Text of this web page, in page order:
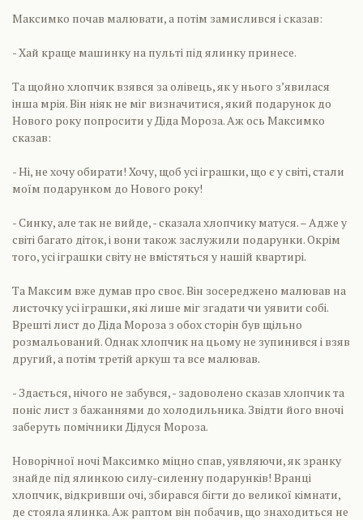
Максимко почав малювати, а потім замислився і сказав:
- Хай краще машинку на пульті під ялинку принесе.
Та щойно хлопчик взявся за олівець, як у нього з’явилася
інша мрія. Він ніяк не міг визначитися, який подарунок до
Нового року попросити у Діда Мороза. Аж ось Максимко
сказав:
- Ні, не хочу обирати! Хочу, щоб усі іграшки, що є у світі, стали
моїм подарунком до Нового року!
- Синку, але так не вийде, - сказала хлопчику матуся. – Адже у
світі багато діток, і вони також заслужили подарунки. Окрім
того, усі іграшки світу не вмістяться у нашій квартирі.
Та Максим вже думав про своє. Він зосереджено малював на
листочку усі іграшки, які лише міг згадати чи уявити собі.
Врешті лист до Діда Мороза з обох сторін був щільно
розмальований. Однак хлопчик на цьому не зупинився і взяв
другий, а потім третій аркуш та все малював.
- Здається, нічого не забувся, - задоволено сказав хлопчик та
поніс лист з бажаннями до холодильника. Звідти його вночі
заберуть помічники Дідуся Мороза.
Новорічної ночі Максимко міцно спав, уявляючи, як зранку
знайде під ялинкою силу-силенну подарунків! Вранці
хлопчик, відкривши очі, збирався бігти до великої кімнати,
де стояла ялинка. Аж раптом він побачив, що знаходиться не